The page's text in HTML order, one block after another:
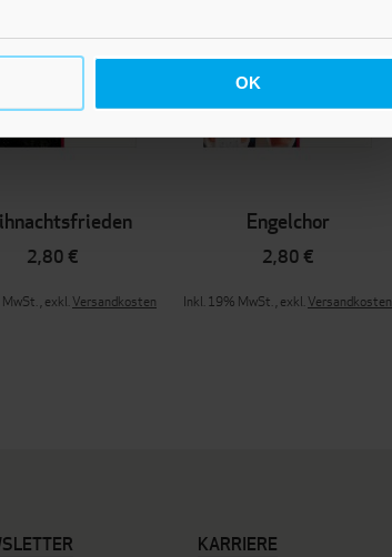
OK
2,80 €
,exkl.Versandkosten
Engelchor
2,80 €
Inkl. 19% MwSt.,exkl.Versandkosten
KARRIERE